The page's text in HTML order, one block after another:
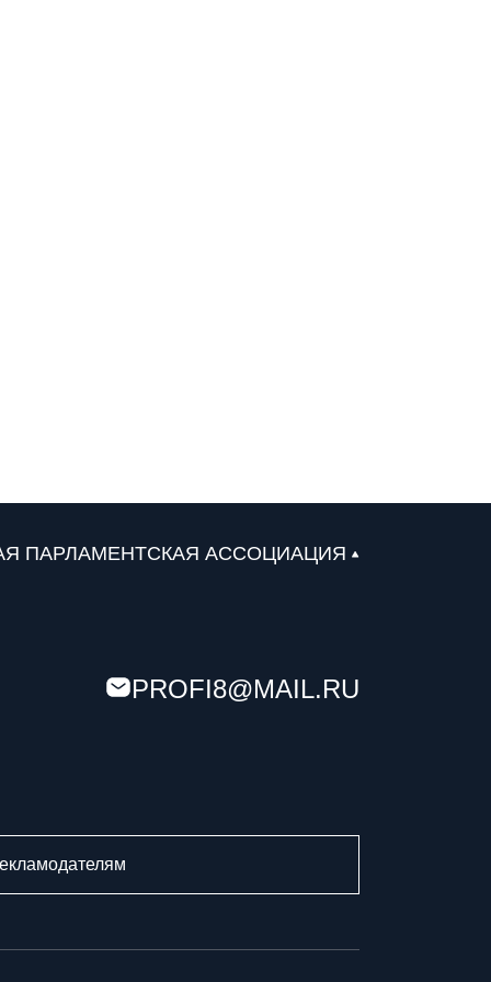
доступной среде
23 июля 2026
Удар по кредитным мошенникам: Госдума
приняла закон о 15-минутном оповещении
ПАРЛАМЕНТСКАЯ АССОЦИАЦИЯ
PROFI8@MAIL.RU